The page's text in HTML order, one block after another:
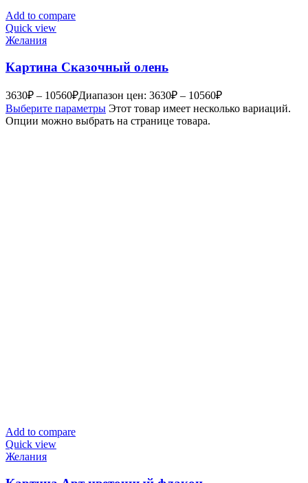
Add to compare
Quick view
Желания
Картина Сказочный олень
3630₽ – 10560₽Диапазон цен: 3630₽ – 10560₽
Выберите параметры Этот товар имеет несколько вариаций.
Опции можно выбрать на странице товара.
Add to compare
Quick view
Желания